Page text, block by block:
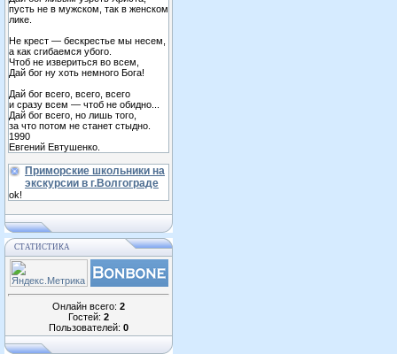
пусть не в мужском, так в женском
лике.
Не крест — бескрестье мы несем,
а как сгибаемся убого.
Чтоб не извериться во всем,
Дай бог ну хоть немного Бога!
Дай бог всего, всего, всего
и сразу всем — чтоб не обидно...
Дай бог всего, но лишь того,
за что потом не станет стыдно.
1990
Евгений Евтушенко.
Приморские школьники на
экскурсии в г.Волгограде
ok!
СТАТИСТИКА
Онлайн всего: 2
Гостей: 2
Пользователей: 0